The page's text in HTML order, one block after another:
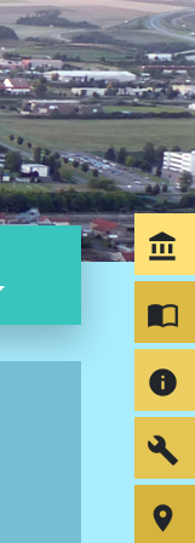
account_balance
import_contacts
info
build
room